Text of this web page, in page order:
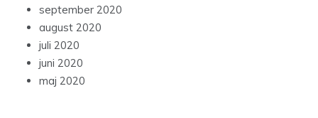
september 2020
august 2020
juli 2020
juni 2020
maj 2020